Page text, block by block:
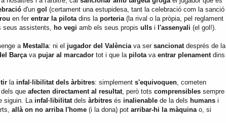
d'un gol (certament una estupidesa, tant la celebració com la sanció
en fer entrar la pilota dins la porteria (la rival o la pròpia, pel reglament
seus assistents, ho vegi amb els seus propis ulls i l'assenyali (el gol!).
a Mestalla: ni el jugador del València va ser sancionat després de la
Barça va pujar al marcador tot i que la pilota va entrar plenament dins
la infal·libilitat dels àrbitres: simplement s'equivoquen , cometen
dels que afecten directament al resultat , però tots comprensibles sempre
siguin. La infal·libilitat dels àrbitres és inalienable de la dels humans i
allà on no arriba l'home (i la dona) pot arribar-hi la màquina o, si